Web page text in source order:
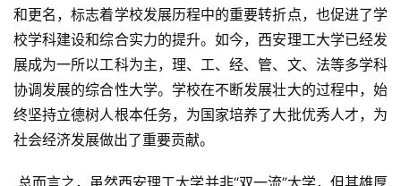
和更名，标志着学校发展历程中的重要转折点，也促进了学
校学科建设和综合实力的提升。如今，西安理工大学已经发
展成为一所以工科为主，理、工、经、管、文、法等多学科
协调发展的综合性大学。学校在不断发展壮大的过程中，始
终坚持立德树人根本任务，为国家培养了大批优秀人才，为
社会经济发展做出了重要贡献。